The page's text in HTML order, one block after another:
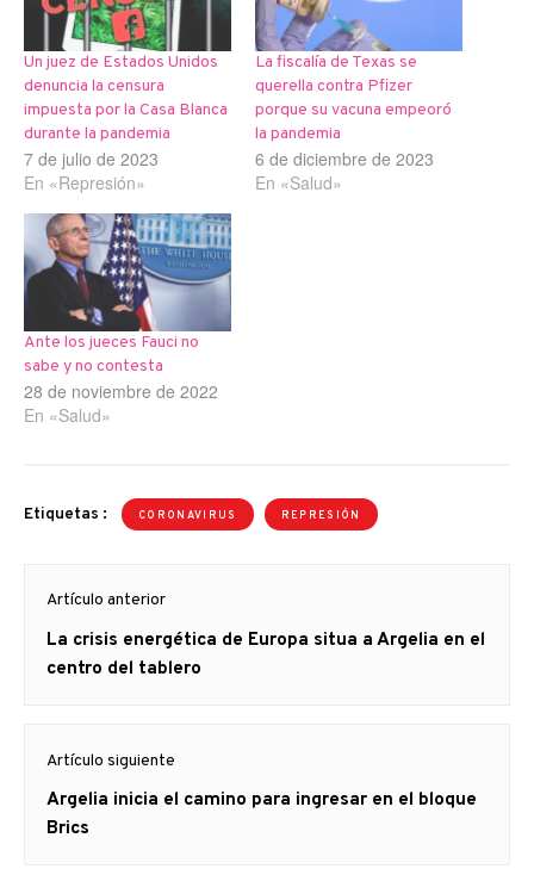
Un juez de Estados Unidos
denuncia la censura
impuesta por la Casa Blanca
durante la pandemia
7 de julio de 2023
En «Represión»
La fiscalía de Texas se
querella contra Pfizer
porque su vacuna empeoró
la pandemia
6 de diciembre de 2023
En «Salud»
Ante los jueces Fauci no
sabe y no contesta
28 de noviembre de 2022
En «Salud»
Etiquetas : CORONAVIRUS REPRESIÓN
de
entradas
Artículo anterior
Artículo
anterior
La crisis energética de Europa situa a Argelia en el
centro del tablero
Artículo siguiente
Artículo
siguiente:
Argelia inicia el camino para ingresar en el bloque
Brics